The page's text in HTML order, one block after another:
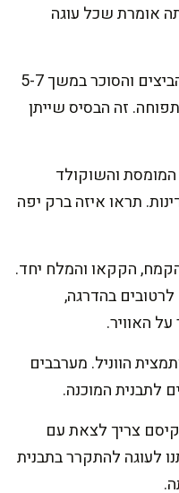
אומרת שכל עוגה
בקערה גדולה, מקציפים את הביצים והסוכר במשך 5-7
זה הבסיס שייתן
והשוקולד
תראו איזה ברק יפה
הקקאו והמלח יחד.
בהדרגה,
האוויר.
הווניל. מערבבים
לתבנית המוכנה.
45 דקות. הקיסם צריך לצאת עם
לעוגה להתקרר בתבנית